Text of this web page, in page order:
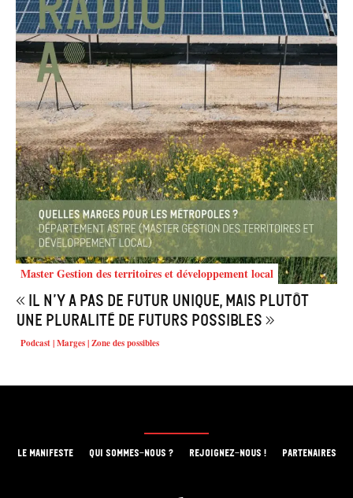
Master Gestion des territoires et développement local
« Il n’y a pas de futur unique, mais plutôt
une pluralité de futurs possibles »
Podcast | Marges | Zone des possibles
LE MANIFESTE QUI SOMMES-NOUS ? REJOIGNEZ-NOUS ! PARTENAIRES